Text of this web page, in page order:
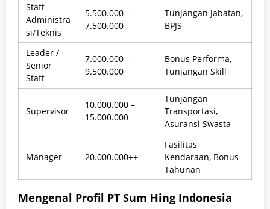
Staff
Administra
si/Teknis
5.500.000 –
7.500.000
Tunjangan Jabatan,
BPJS
Leader /
Senior
Staff
7.000.000 –
9.500.000
Bonus Performa,
Tunjangan Skill
Supervisor
10.000.000 –
15.000.000
Tunjangan
Transportasi,
Asuransi Swasta
Manager 20.000.000++
Fasilitas
Kendaraan, Bonus
Tahunan
Mengenal Profil PT Sum Hing Indonesia